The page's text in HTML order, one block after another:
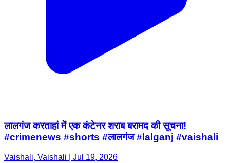
लालगंज करताहां में एक कंटेनर शराब बरामद की सूचना!
#crimenews #shorts #लालगंज #lalganj #vaishali
Vaishali, Vaishali | Jul 19, 2026